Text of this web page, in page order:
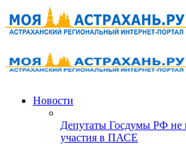
Новости
Депутаты Госдумы РФ не
участия в ПАСЕ